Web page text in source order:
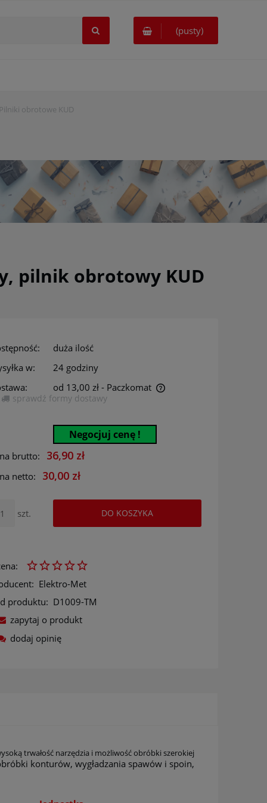
(pusty)
Pilniki obrotowe KUD
pilnik obrotowy KUD
duża ilość
w:
24 godziny
od 13,00 zł - Paczkomat
sprawdź formy dostawy
Negocjuj cenę !
brutto: 36,90 zł
netto: 30,00 zł
szt. DO KOSZYKA
Elektro-Met
produktu: D1009-TM
zapytaj o produkt
dodaj opinię
trwałość narzędzia i możliwość obróbki szerokiej
konturów, wygładzania spawów i spoin,